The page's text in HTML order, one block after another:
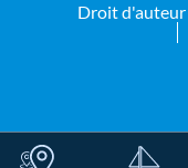
Droit d'auteur